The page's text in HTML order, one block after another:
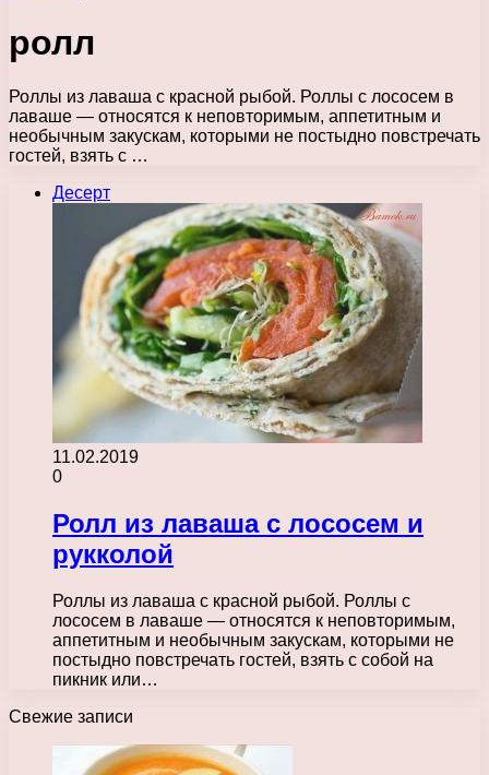
ролл
Роллы из лаваша с красной рыбой. Роллы с лососем в
лаваше — относятся к неповторимым, аппетитным и
необычным закускам, которыми не постыдно повстречать
гостей, взять с …
Десерт
11.02.2019
0
Ролл из лаваша с лососем и
рукколой
Роллы из лаваша с красной рыбой. Роллы с
лососем в лаваше — относятся к неповторимым,
аппетитным и необычным закускам, которыми не
постыдно повстречать гостей, взять с собой на
пикник или…
Свежие записи